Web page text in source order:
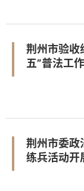
荆州市验收
五”普法工作
荆州市委政
练兵活动开